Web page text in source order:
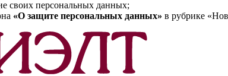
своих персональных данных;
«О защите персональных данных» в рубрике